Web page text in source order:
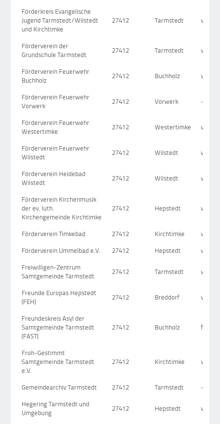
Förderkreis Evangelische
Jugend Tarmstedt/Wilstedt
und Kirchtimke
27412 Tarmstedt
Förderverein der
Grundschule Tarmstedt
27412 Tarmstedt
Förderverein Feuerwehr
Buchholz
27412 Buchholz
Förderverein Feuerwehr
Vorwerk
27412 Vorwerk -
Förderverein Feuerwehr
Westertimke
27412 Westertimke
Förderverein Feuerwehr
Wilstedt
27412 Wilstedt
Förderverein Heidebad
Wilstedt
27412 Wilstedt
Förderverein Kirchenmusik
der ev. luth.
Kirchengemeinde Kirchtimke
27412 Hepstedt
Förderverein Timkebad 27412 Kirchtimke
Förderverein Ummelbad e.V.
27412 Hepstedt
Freiwilligen-Zentrum
Samtgemeinde Tarmstedt
27412 Tarmstedt
Freunde Europas Hepstedt
(FEH)
27412 Breddorf
Freundeskreis Asyl der
Samtgemeinde Tarmstedt
(FAST)
27412 Buchholz
Froh-Gestimmt
Samtgemeinde Tarmstedt
e.V.
27412 Kirchtimke
Gemeindearchiv Tarmstedt 27412 Tarmstedt
-
Hegering Tarmstedt und
Umgebung
27412 Hepstedt